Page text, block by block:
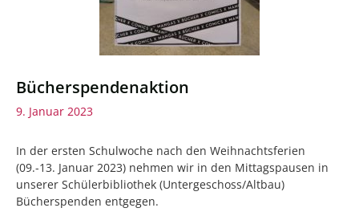
Bücherspendenaktion
9. Januar 2023
In der ersten Schulwoche nach den Weihnachtsferien
(09.-13. Januar 2023) nehmen wir in den Mittagspausen in
unserer Schülerbibliothek (Untergeschoss/Altbau)
Bücherspenden entgegen.